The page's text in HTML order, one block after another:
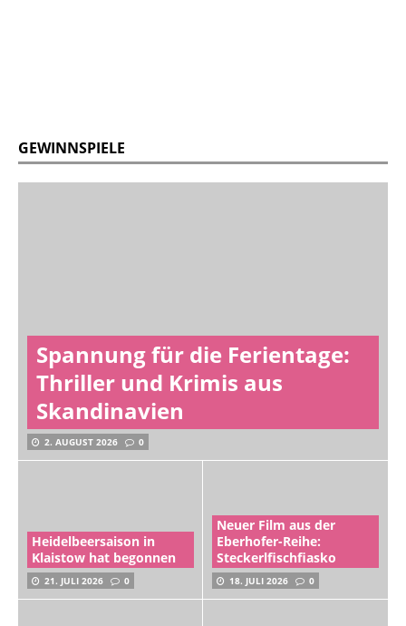
GEWINNSPIELE
Spannung für die Ferientage:
Thriller und Krimis aus
Skandinavien
2. AUGUST 2026 0
Heidelbeersaison in
Klaistow hat begonnen
21. JULI 2026 0
Neuer Film aus der
Eberhofer-Reihe:
Steckerlfischfiasko
18. JULI 2026 0